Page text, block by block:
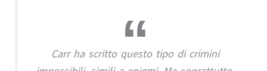
Carr ha scritto questo tipo di crimini